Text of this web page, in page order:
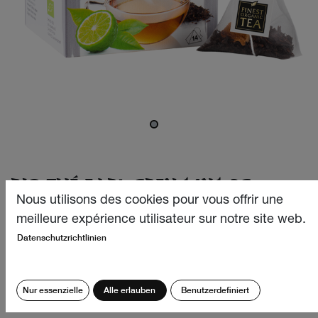
BIO THÉ EARL GREY 14X1.3G
Classique - noble et intemporel. Notre Earl Grey est un
Chine, d'Assam et de Darjeeling en Inde.
CHF6.40
Nous utilisons des cookies pour vous offrir une
meilleure expérience utilisateur sur notre site web.
Datenschutzrichtlinien
Nur essenzielle Alle erlauben Benutzerdefiniert